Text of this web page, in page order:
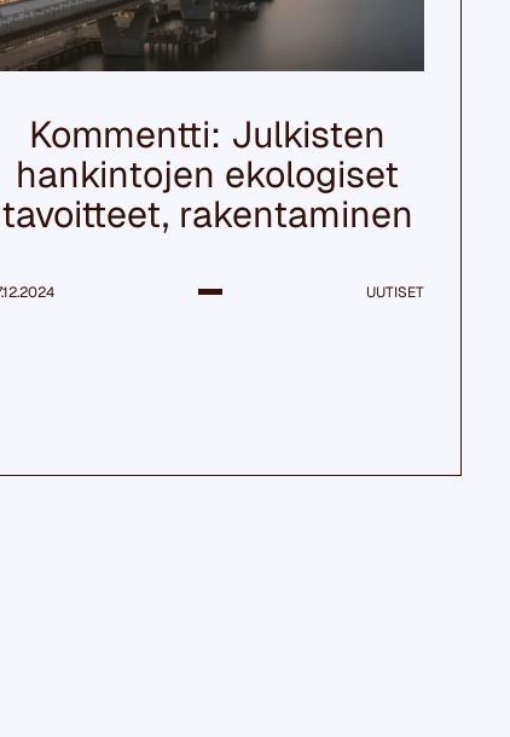
Kommentti: Julkisten
hankintojen ekologiset
tavoitteet, rakentaminen
UUTISET